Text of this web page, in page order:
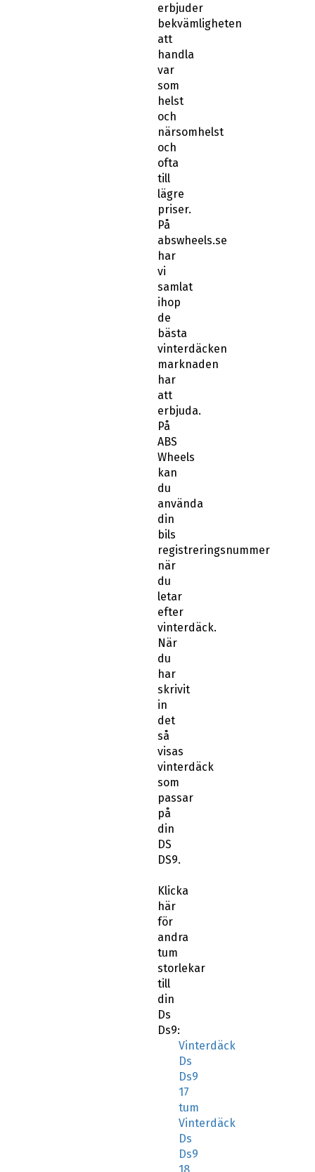
erbjuder
bekvämligheten
att
handla
var
som
helst
och
närsomhelst
och
ofta
till
lägre
priser.
På
abswheels.se
har
vi
samlat
ihop
de
bästa
vinterdäcken
marknaden
har
att
erbjuda.
På
ABS
Wheels
kan
du
använda
din
bils
registreringsnummer
när
du
letar
efter
vinterdäck.
När
du
har
skrivit
in
det
så
visas
vinterdäck
som
passar
på
din
DS
DS9.
Klicka
här
för
andra
tum
storlekar
till
din
Ds
Ds9:
Vinterdäck
Ds
Ds9
17
tum
Vinterdäck
Ds
Ds9
18